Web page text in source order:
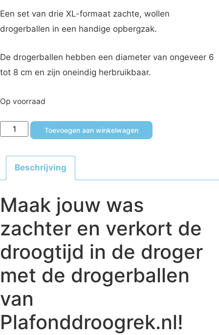
Een set van drie XL-formaat zachte, wollen
drogerballen in een handige opbergzak.
De drogerballen hebben een diameter van ongeveer 6
tot 8 cm en zijn oneindig herbruikbaar.
Op voorraad
Toevoegen aan winkelwagen
Beschrijving
Maak jouw was
zachter en verkort de
droogtijd in de droger
met de drogerballen
van
Plafonddroogrek.nl!